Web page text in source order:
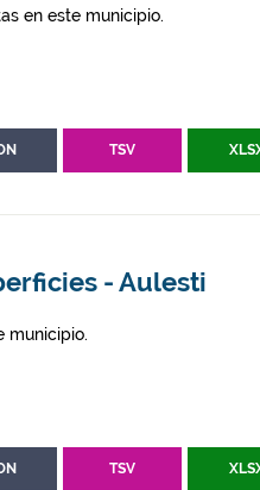
en este municipio.
TSV
- Aulesti
municipio.
TSV